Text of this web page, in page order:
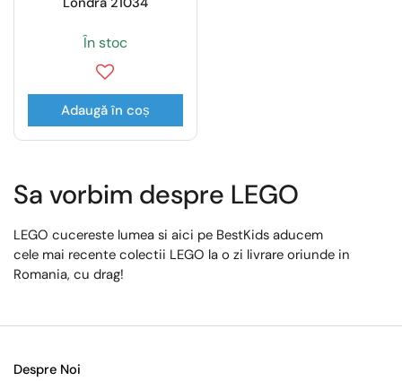
În stoc
Adaugă în coș
Sa vorbim despre LEGO
LEGO cucereste lumea si aici pe BestKids aducem
cele mai recente colectii LEGO la o zi livrare oriunde in
Romania, cu drag!
Despre Noi